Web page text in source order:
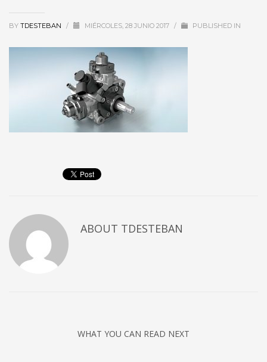
BY TDESTEBAN / MIÉRCOLES, 28 JUNIO 2017 / PUBLISHED IN
ABOUT TDESTEBAN
WHAT YOU CAN READ NEXT